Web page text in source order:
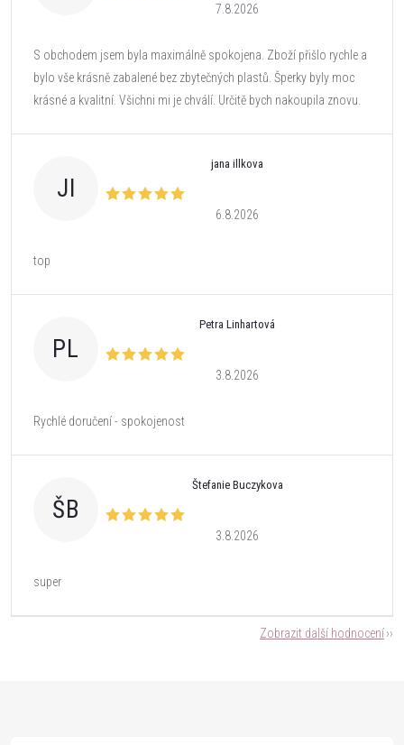
7.8.2026
S obchodem jsem byla maximálně spokojena. Zboží přišlo rychle a
bylo vše krásně zabalené bez zbytečných plastů. Šperky byly moc
krásné a kvalitní. Všichni mi je chválí. Určitě bych nakoupila znovu.
JI
jana illkova
6.8.2026
top
PL
Petra Linhartová
3.8.2026
Rychlé doručení - spokojenost
ŠB
Štefanie Buczykova
3.8.2026
super
Zobrazit další hodnocení